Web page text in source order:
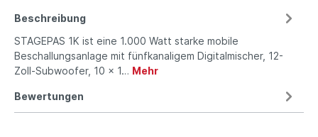
Beschreibung
STAGEPAS 1K ist eine 1.000 Watt starke mobile
Beschallungsanlage mit fünfkanaligem Digitalmischer, 12-
Zoll-Subwoofer, 10 x 1… Mehr
Bewertungen